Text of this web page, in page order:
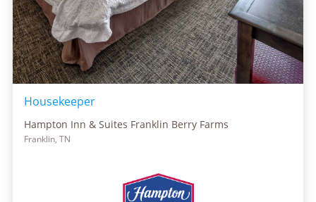
Housekeeper
Hampton Inn & Suites Franklin Berry Farms
Franklin, TN